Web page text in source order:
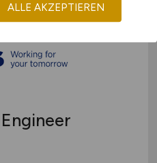
ALLE AKZEPTIEREN